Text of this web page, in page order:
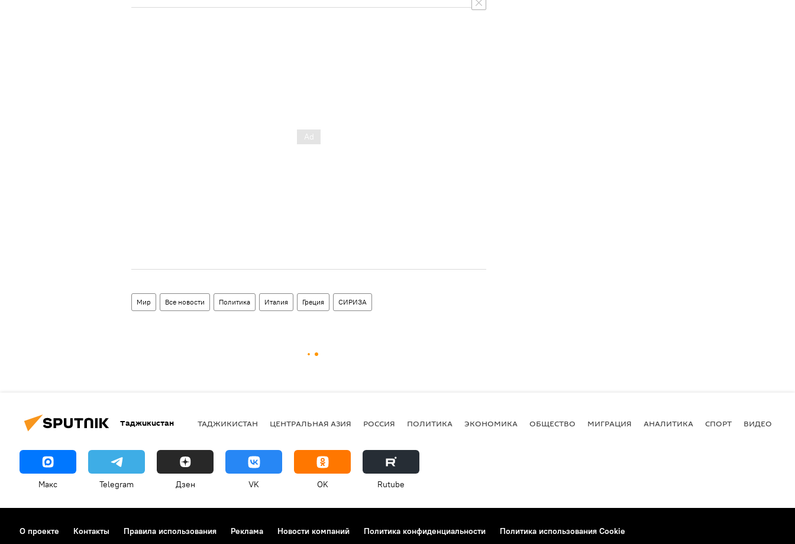
Мир Все новости Политика Италия Греция СИРИЗА
Таджикистан ТАДЖИКИСТАН ЦЕНТРАЛЬНАЯ АЗИЯ РОССИЯ ПОЛИТИКА ЭКОНОМИКА ОБЩЕСТВО МИГРАЦИЯ АНАЛИТИКА СПОРТ ВИДЕО
Макс Telegram Дзен VK OK Rutube
О проекте Контакты Правила использования Реклама Новости компаний Политика конфиденциальности
Политика использования Cookie